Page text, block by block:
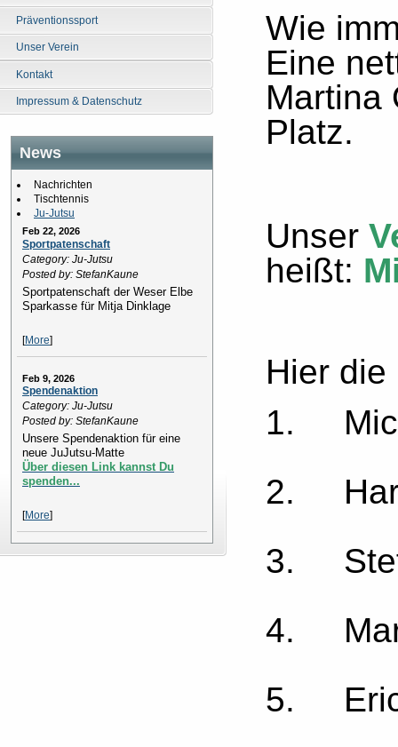
Präventionssport
Unser Verein
Kontakt
Impressum & Datenschutz
News
Nachrichten
Tischtennis
Ju-Jutsu
Feb 22, 2026
Sportpatenschaft
Category: Ju-Jutsu
Posted by: StefanKaune
Sportpatenschaft der Weser Elbe
Sparkasse für Mitja Dinklage
[More]
Feb 9, 2026
Spendenaktion
Category: Ju-Jutsu
Posted by: StefanKaune
Unsere Spendenaktion für eine
neue JuJutsu-Matte
Über diesen Link kannst Du
spenden...
[More]
Wie
Eine
Martina
Platz.
Unser
heißt:
Hier
1.
2.
3.
4.
5.